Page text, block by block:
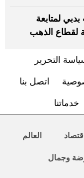
لمتابعة
لقطاع الذهب
التحرير
اتصل بنا
خدماتنا
اقتصاد العالم
وجمال